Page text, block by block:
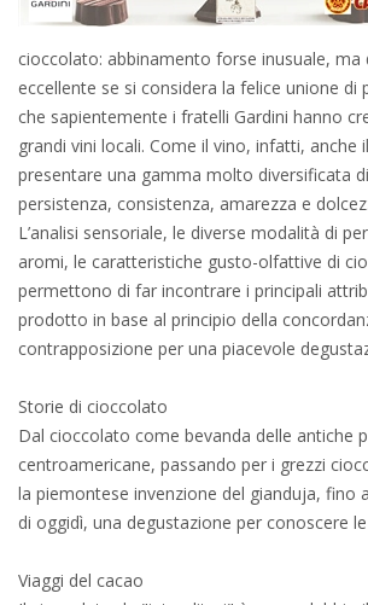
cioccolato: abbinamento forse inusuale, ma
eccellente se si considera la felice unione di
che sapientemente i fratelli Gardini hanno
grandi vini locali. Come il vino, infatti, anche
presentare una gamma molto diversificata
persistenza, consistenza, amarezza e
L’analisi sensoriale, le diverse modalità di
aromi, le caratteristiche gusto-olfattive di
permettono di far incontrare i principali
prodotto in base al principio della
contrapposizione per una piacevole
Storie di cioccolato
Dal cioccolato come bevanda delle antiche
centroamericane, passando per i grezzi
la piemontese invenzione del gianduja, fino
di oggidì, una degustazione per conoscere
Viaggi del cacao